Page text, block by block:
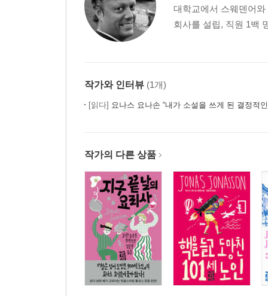
대학교에서 스웨덴어
회사를 설립, 직원 1백
작가와 인터뷰 (1개)
[읽다] 요나스 요나손 “내가 소설을 쓰게 된 결정적
작가의 다른 상품